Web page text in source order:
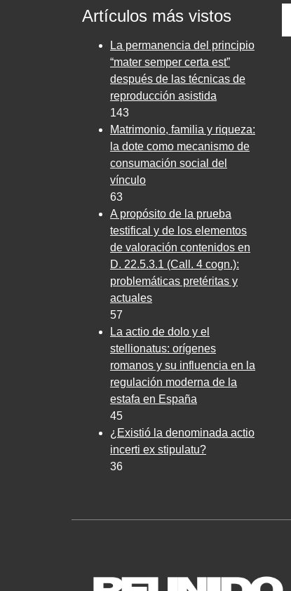
Artículos más vistos
La permanencia del principio
“mater semper certa est”
después de las técnicas de
reproducción asistida
143
Matrimonio, familia y riqueza:
la dote como mecanismo de
consumación social del
vínculo
63
A propósito de la prueba
testifical y de los elementos
de valoración contenidos en
D. 22.5.3.1 (Call. 4 cogn.):
problemáticas pretéritas y
actuales
57
La actio de dolo y el
stellionatus: orígenes
romanos y su influencia en la
regulación moderna de la
estafa en España
45
¿Existió la denominada actio
incerti ex stipulatu?
36